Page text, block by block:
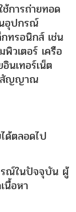
ช้การถ่ายทอด
อุปกรณ์
กทรอนิกส์ เช่น
พิวเตอร์ เครือ
อินเทอร์เน็ต
สัญญาณ
ด้ตลอดไป
ณ์ในปัจจุบัน ผู้
นื้อหา